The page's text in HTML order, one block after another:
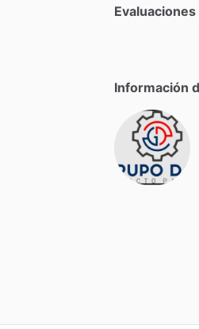
Información